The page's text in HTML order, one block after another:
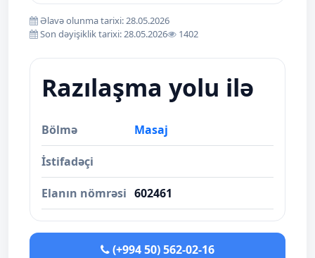
Əlavə olunma tarixi: 28.05.2026
Son dəyişiklik tarixi: 28.05.2026
1402
Razılaşma yolu ilə
Bölmə Masaj
İstifadəçi
Elanın nömrəsi 602461
(+994 50) 562-02-16